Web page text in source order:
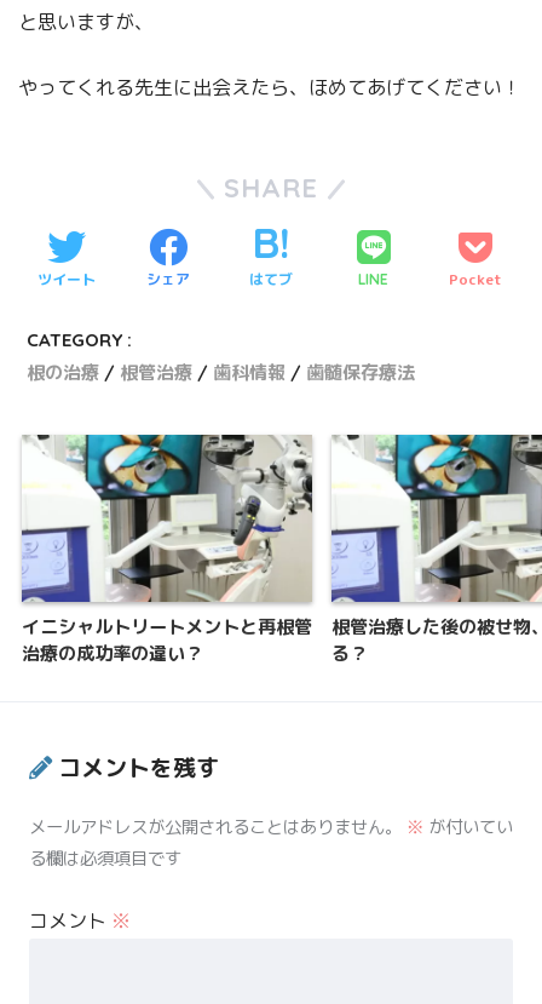
と思いますが、
やってくれる先生に出会えたら、ほめてあげてください！
SHARE
ツイート シェア はてブ LINE Pocket
CATEGORY :
根の治療
根管治療 歯科情報 歯髄保存療法
イニシャルトリートメントと再根管
治療の成功率の違い？
根管治療した後の被せ物
る？
コメントを残す
メールアドレスが公開されることはありません。 ※ が付いてい
る欄は必須項目です
コメント ※